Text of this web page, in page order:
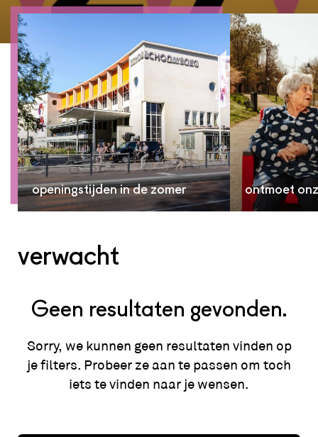
openingstijden in de zomer ontmoet
verwacht
Geen resultaten gevonden.
Sorry, we kunnen geen resultaten vinden op
je filters. Probeer ze aan te passen om toch
iets te vinden naar je wensen.